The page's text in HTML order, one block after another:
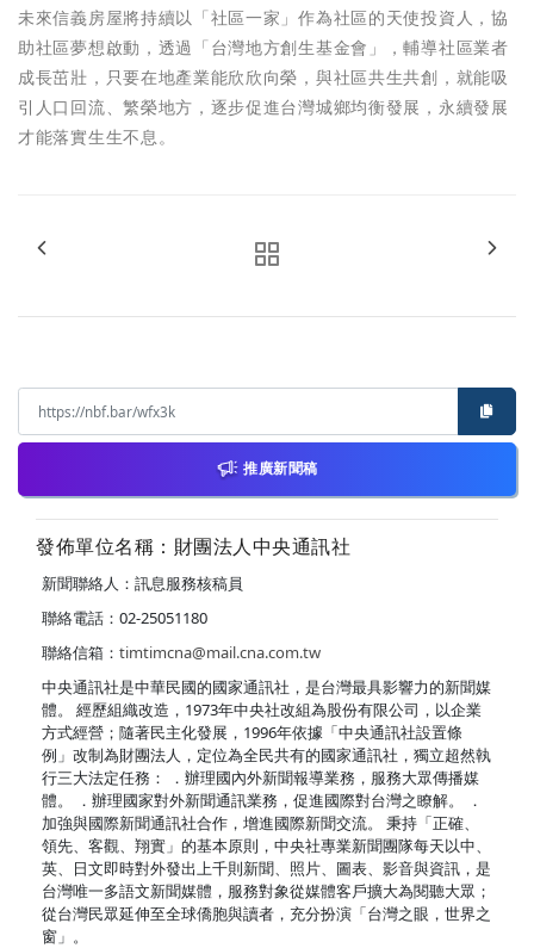
未來信義房屋將持續以「社區一家」作為社區的天使投資人，協
助社區夢想啟動，透過「台灣地方創生基金會」，輔導社區業者
成長茁壯，只要在地產業能欣欣向榮，與社區共生共創，就能吸
引人口回流、繁榮地方，逐步促進台灣城鄉均衡發展，永續發展
才能落實生生不息。
推廣新聞稿
發佈單位名稱：財團法人中央通訊社
新聞聯絡人：訊息服務核稿員
聯絡電話：02-25051180
聯絡信箱： timtimcna@mail.cna.com.tw
中央通訊社是中華民國的國家通訊社，是台灣最具影響力的新聞媒
體。 經歷組織改造，1973年中央社改組為股份有限公司，以企業
方式經營；隨著民主化發展，1996年依據「中央通訊社設置條
例」改制為財團法人，定位為全民共有的國家通訊社，獨立超然執
行三大法定任務： ．辦理國內外新聞報導業務，服務大眾傳播媒
體。 ．辦理國家對外新聞通訊業務，促進國際對台灣之瞭解。 ．
加強與國際新聞通訊社合作，增進國際新聞交流。 秉持「正確、
領先、客觀、翔實」的基本原則，中央社專業新聞團隊每天以中、
英、日文即時對外發出上千則新聞、照片、圖表、影音與資訊，是
台灣唯一多語文新聞媒體，服務對象從媒體客戶擴大為閱聽大眾；
從台灣民眾延伸至全球僑胞與讀者，充分扮演「台灣之眼，世界之
窗」。